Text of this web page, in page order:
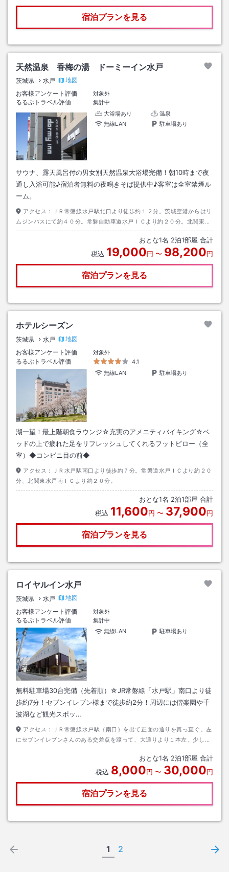
宿泊プランを見る
天然温泉 香梅の湯 ドーミーイン水戸
茨城県 水戸
地図
お客様アンケート評価
対象外
るるぶトラベル評価
集計中
大浴場あり
温泉
無線LAN
駐車場あり
サウナ、露天風呂付の男女別天然温泉大浴場完備！朝10時まで夜
通し入浴可能♪宿泊者無料の夜鳴きそば提供中♪客室は全室禁煙ル
ーム。
アクセス：
ＪＲ常磐線水戸駅北口より徒歩約１２分。茨城空港からはリ
ムジンバスにて約４０分。常磐自動車道水戸ＩＣより約２０分。北関東道
水戸南ＩＣより約２０分。
おとな1名 2泊1部屋 合計
税込 19,000円 〜 98,200円
宿泊プランを見る
ホテルシーズン
茨城県 水戸
地図
お客様アンケート評価
対象外
るるぶトラベル評価
4.1
無線LAN
駐車場あり
湖一望！最上階朝食ラウンジ☆充実のアメニティバイキング☆ベ
ッドの上で疲れた足をリフレッシュしてくれるフットピロー（全
室）◆コンビニ目の前◆
アクセス：
ＪＲ水戸駅南口より徒歩約７分。常磐道水戸ＩＣより約２０
分、北関東水戸南ＩＣより約２０分。
おとな1名 2泊1部屋 合計
税込 11,600円 〜 37,900円
宿泊プランを見る
ロイヤルイン水戸
茨城県 水戸
地図
お客様アンケート評価
対象外
るるぶトラベル評価
集計中
無線LAN
駐車場あり
無料駐車場30台完備（先着順）☆JR常磐線「水戸駅」南口より徒
歩約7分！セブンイレブン様まで徒歩約2分！周辺には偕楽園や千
波湖など観光スポッ…
アクセス：
ＪＲ常磐線水戸駅｛南口｝を出て正面の通りを真っ直ぐ。左
にセブンイレブンさんのある交差点を渡って、大通りより１本左、少し細
い道をお進み下さい。駅から徒歩約７分程です♪
おとな1名 2泊1部屋 合計
税込 8,000円 〜 30,000円
宿泊プランを見る
1 2